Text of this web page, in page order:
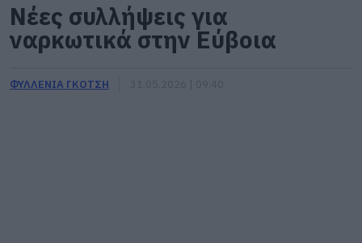
Νέες συλλήψεις για
ναρκωτικά στην Εύβοια
ΦΥΛΛΕΝΙΑ ΓΚΟΤΣΗ